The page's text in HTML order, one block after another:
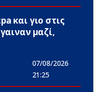
και γιο στις
μαζί,
07/08/2026
21:25